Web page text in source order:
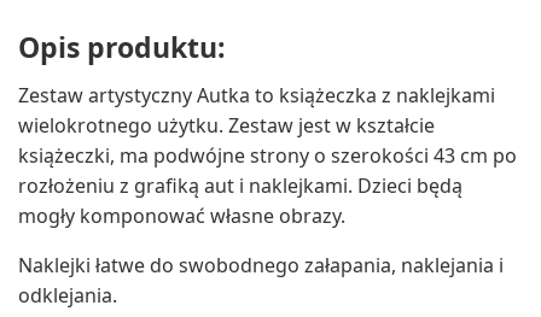
Opis produktu:
Zestaw artystyczny Autka to książeczka z naklejkami
wielokrotnego użytku. Zestaw jest w kształcie
książeczki, ma podwójne strony o szerokości 43 cm po
rozłożeniu z grafiką aut i naklejkami. Dzieci będą
mogły komponować własne obrazy.
Naklejki łatwe do swobodnego załapania, naklejania i
odklejania.